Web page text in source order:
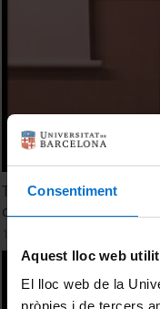
Consentiment
Aquest lloc web
El lloc web de la
pròpies i de tercers
The importance of
construction of a new